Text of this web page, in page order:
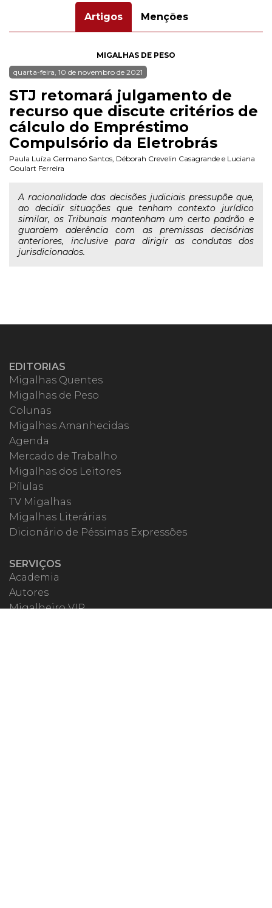
Artigos Menções
MIGALHAS DE PESO
quarta-feira, 10 de novembro de 2021
STJ retomará julgamento de
recurso que discute critérios de
cálculo do Empréstimo
Compulsório da Eletrobrás
Paula Luíza Germano Santos, Déborah Crevelin Casagrande e Luciana
Goulart Ferreira
A racionalidade das decisões judiciais pressupõe que,
ao decidir situações que tenham contexto jurídico
similar, os Tribunais mantenham um certo padrão e
guardem aderência com as premissas decisórias
anteriores, inclusive para dirigir as condutas dos
jurisdicionados.
EDITORIAS
Migalhas Quentes
Migalhas de Peso
Colunas
Migalhas Amanhecidas
Agenda
Mercado de Trabalho
Migalhas dos Leitores
Pílulas
TV Migalhas
Migalhas Literárias
Dicionário de Péssimas Expressões
SERVIÇOS
Academia
Autores
Migalheiro VIP